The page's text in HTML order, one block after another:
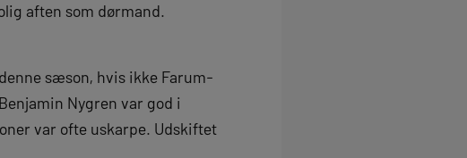
aften som dørmand.
sæson, hvis ikke Farum-
Nygren var god i
var ofte uskarpe. Udskiftet